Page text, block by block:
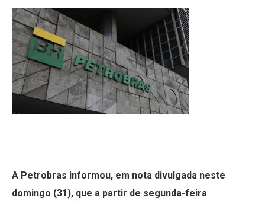
A Petrobras informou, em nota divulgada neste
domingo (31), que a partir de segunda-feira